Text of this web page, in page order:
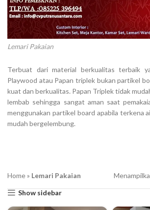
Lemari Pakaian
Terbuat dari material berkualitas terbaik
Playwood atau Papan triplek bukan partikel
kuat dan berkualitas. Papan Triplek tidak
lembab sehingga sangat aman saat
menggunakan partikel board apabila terkena
mudah bergelembung.
Home» Lemari Pakaian
Show sidebar